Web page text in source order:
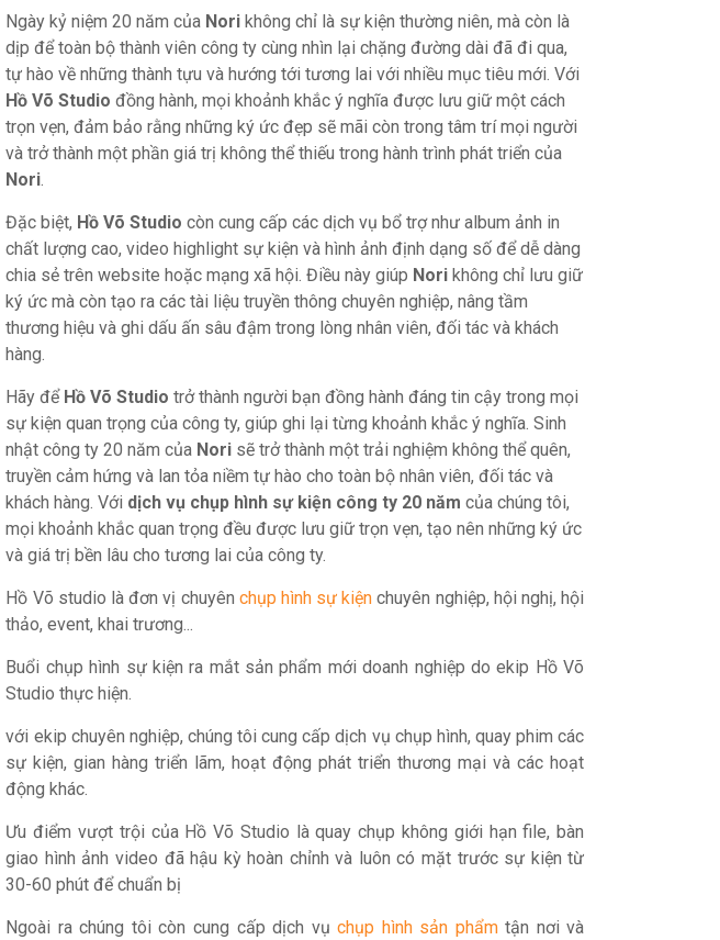
Ngày kỷ niệm 20 năm của Nori không chỉ là sự kiện thường niên, mà còn là
dịp để toàn bộ thành viên công ty cùng nhìn lại chặng đường dài đã đi qua,
tự hào về những thành tựu và hướng tới tương lai với nhiều mục tiêu mới. Với
Hồ Võ Studio đồng hành, mọi khoảnh khắc ý nghĩa được lưu giữ một cách
trọn vẹn, đảm bảo rằng những ký ức đẹp sẽ mãi còn trong tâm trí mọi người
và trở thành một phần giá trị không thể thiếu trong hành trình phát triển của
Nori.
Đặc biệt, Hồ Võ Studio còn cung cấp các dịch vụ bổ trợ như album ảnh in
chất lượng cao, video highlight sự kiện và hình ảnh định dạng số để dễ dàng
chia sẻ trên website hoặc mạng xã hội. Điều này giúp Nori không chỉ lưu giữ
ký ức mà còn tạo ra các tài liệu truyền thông chuyên nghiệp, nâng tầm
thương hiệu và ghi dấu ấn sâu đậm trong lòng nhân viên, đối tác và khách
hàng.
Hãy để Hồ Võ Studio trở thành người bạn đồng hành đáng tin cậy trong mọi
sự kiện quan trọng của công ty, giúp ghi lại từng khoảnh khắc ý nghĩa. Sinh
nhật công ty 20 năm của Nori sẽ trở thành một trải nghiệm không thể quên,
truyền cảm hứng và lan tỏa niềm tự hào cho toàn bộ nhân viên, đối tác và
khách hàng. Với dịch vụ chụp hình sự kiện công ty 20 năm của chúng tôi,
mọi khoảnh khắc quan trọng đều được lưu giữ trọn vẹn, tạo nên những ký ức
và giá trị bền lâu cho tương lai của công ty.
Hồ Võ studio là đơn vị chuyên chụp hình sự kiện chuyên nghiệp, hội nghị, hội
thảo, event, khai trương...
Buổi chụp hình sự kiện ra mắt sản phẩm mới doanh nghiệp do ekip Hồ Võ
Studio thực hiện.
với ekip chuyên nghiệp, chúng tôi cung cấp dịch vụ chụp hình, quay phim các
sự kiện, gian hàng triển lãm, hoạt động phát triển thương mại và các hoạt
động khác.
Ưu điểm vượt trội của Hồ Võ Studio là quay chụp không giới hạn file, bàn
giao hình ảnh video đã hậu kỳ hoàn chỉnh và luôn có mặt trước sự kiện từ
30-60 phút để chuẩn bị
Ngoài ra chúng tôi còn cung cấp dịch vụchụp hình sản phẩmtận nơi và